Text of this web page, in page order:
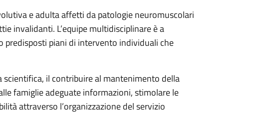
e adulta affetti da patologie neuromuscolari
invalidanti. L’equipe multidisciplinare è a
predisposti piani di intervento individuali che
scientifica, il contribuire al mantenimento della
famiglie adeguate informazioni, stimolare le
attraverso l’organizzazione del servizio